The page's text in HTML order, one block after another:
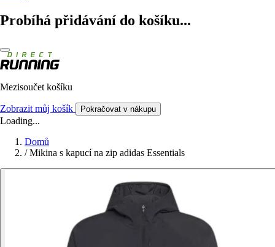
Probíhá přidávání do košíku...
Mezisoučet košíku
Zobrazit můj košík Pokračovat v nákupu
Loading...
Domů
/ Mikina s kapucí na zip adidas Essentials